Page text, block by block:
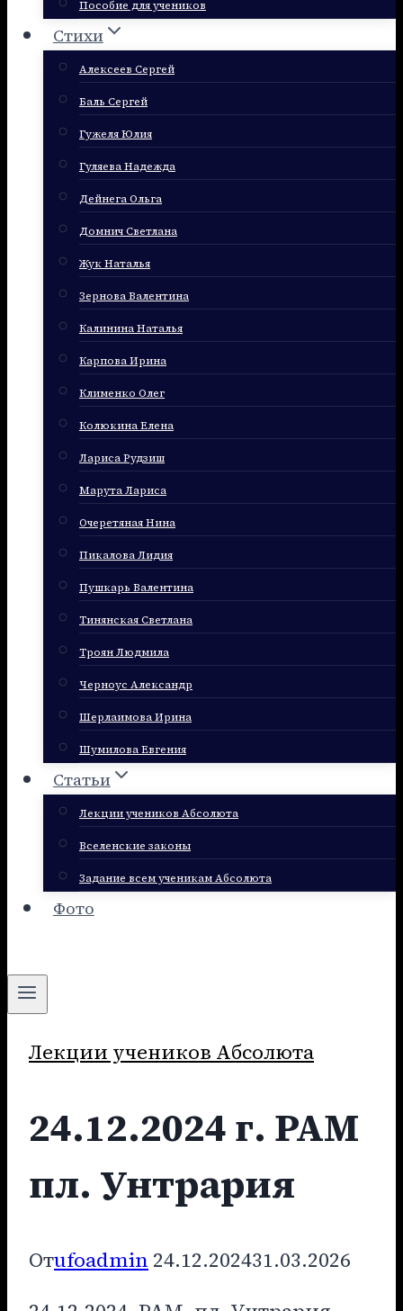
Пособие для учеников
Стихи
Алексеев Сергей
Баль Сергей
Гужеля Юлия
Гуляева Надежда
Дейнега Ольга
Домнич Светлана
Жук Наталья
Зернова Валентина
Калинина Наталья
Карпова Ирина
Клименко Олег
Колюкина Елена
Лариса Рудзиш
Марута Лариса
Очеретяная Нина
Пикалова Лидия
Пушкарь Валентина
Тинянская Светлана
Троян Людмила
Черноус Александр
Шерлаимова Ирина
Шумилова Евгения
Статьи
Лекции учеников Абсолюта
Вселенские законы
Задание всем ученикам Абсолюта
Фото
Лекции учеников Абсолюта
24.12.2024 г. РАМ
пл. Унтрария
Отufoadmin 24.12.202431.03.2026